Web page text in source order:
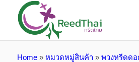
Home » หมวดหมู่สินค้า » พวงหรีดด